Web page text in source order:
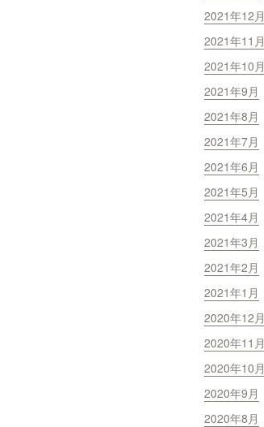
2021年12月
2021年11月
2021年10月
2021年9月
2021年8月
2021年7月
2021年6月
2021年5月
2021年4月
2021年3月
2021年2月
2021年1月
2020年12月
2020年11月
2020年10月
2020年9月
2020年8月